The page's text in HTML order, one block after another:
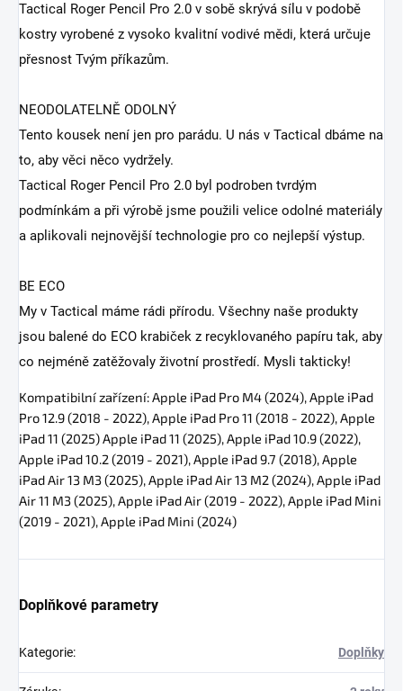
Tactical Roger Pencil Pro 2.0 v sobě skrývá sílu v podobě
kostry vyrobené z vysoko kvalitní vodivé mědi, která určuje
přesnost Tvým příkazům.
NEODOLATELNĚ ODOLNÝ
Tento kousek není jen pro parádu. U nás v Tactical dbáme na
to, aby věci něco vydržely.
Tactical Roger Pencil Pro 2.0 byl podroben tvrdým
podmínkám a při výrobě jsme použili velice odolné materiály
a aplikovali nejnovější technologie pro co nejlepší výstup.
BE ECO
My v Tactical máme rádi přírodu. Všechny naše produkty
jsou balené do ECO krabiček z recyklovaného papíru tak, aby
co nejméně zatěžovaly životní prostředí. Mysli takticky!
Kompatibilní zařízení:Apple iPad Pro M4 (2024), Apple iPad
Pro 12.9 (2018 - 2022), Apple iPad Pro 11 (2018 - 2022), Apple
iPad 11 (2025) Apple iPad 11 (2025), Apple iPad 10.9 (2022),
Apple iPad 10.2 (2019 - 2021), Apple iPad 9.7 (2018), Apple
iPad Air 13 M3 (2025), Apple iPad Air 13 M2 (2024), Apple iPad
Air 11 M3 (2025), Apple iPad Air (2019 - 2022), Apple iPad Mini
(2019 - 2021), Apple iPad Mini (2024)
Doplňkové parametry
Kategorie: Doplňky